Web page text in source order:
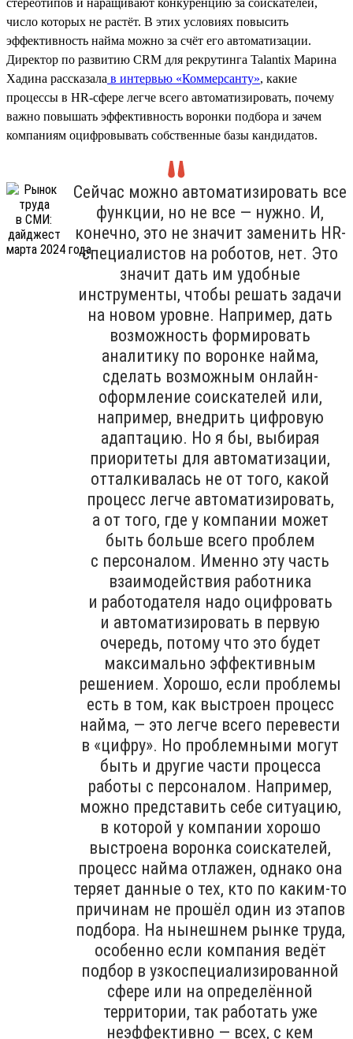
число которых не растёт. В этих условиях повысить
эффективность найма можно за счёт его автоматизации.
Директор по развитию CRM для рекрутинга Talantix Марина
Хадина рассказала в интервью «Коммерсанту», какие
процессы в HR-сфере легче всего автоматизировать, почему
важно повышать эффективность воронки подбора и зачем
компаниям оцифровывать собственные базы кандидатов.
Сейчас можно автоматизировать все
функции, но не все — нужно. И,
конечно, это не значит заменить HR-
специалистов на роботов, нет. Это
значит дать им удобные
инструменты, чтобы решать задачи
на новом уровне. Например, дать
возможность формировать
аналитику по воронке найма,
сделать возможным онлайн-
оформление соискателей или,
например, внедрить цифровую
адаптацию. Но я бы, выбирая
приоритеты для автоматизации,
отталкивалась не от того, какой
процесс легче автоматизировать,
а от того, где у компании может
быть больше всего проблем
с персоналом. Именно эту часть
взаимодействия работника
и работодателя надо оцифровать
и автоматизировать в первую
очередь, потому что это будет
максимально эффективным
решением. Хорошо, если проблемы
есть в том, как выстроен процесс
найма, — это легче всего перевести
в «цифру». Но проблемными могут
быть и другие части процесса
работы с персоналом. Например,
можно представить себе ситуацию,
в которой у компании хорошо
выстроена воронка соискателей,
процесс найма отлажен, однако она
теряет данные о тех, кто по каким-то
причинам не прошёл один из этапов
подбора. На нынешнем рынке труда,
особенно если компания ведёт
подбор в узкоспециализированной
сфере или на определённой
территории, так работать уже
неэффективно — всех, с кем